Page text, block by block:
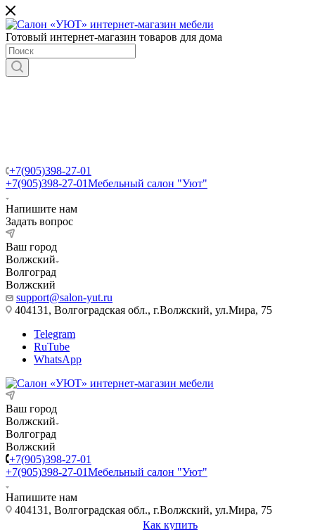
Готовый интернет-магазин товаров для дома
+7(905)398-27-01
+7(905)398-27-01Мебельный салон "Уют"
Напишите нам
Задать вопрос
Ваш город
Волжский
Волгоград
Волжский
support@salon-yut.ru
404131, Волгоградская обл., г.Волжский, ул.Мира, 75
Telegram
RuTube
WhatsApp
Ваш город
Волжский
Волгоград
Волжский
+7(905)398-27-01
+7(905)398-27-01Мебельный салон "Уют"
Напишите нам
404131, Волгоградская обл., г.Волжский, ул.Мира, 75
Как купить